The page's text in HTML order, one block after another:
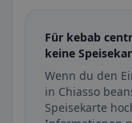
Für kebab
keine
Wenn du den
in Chiasso
Speisekarte